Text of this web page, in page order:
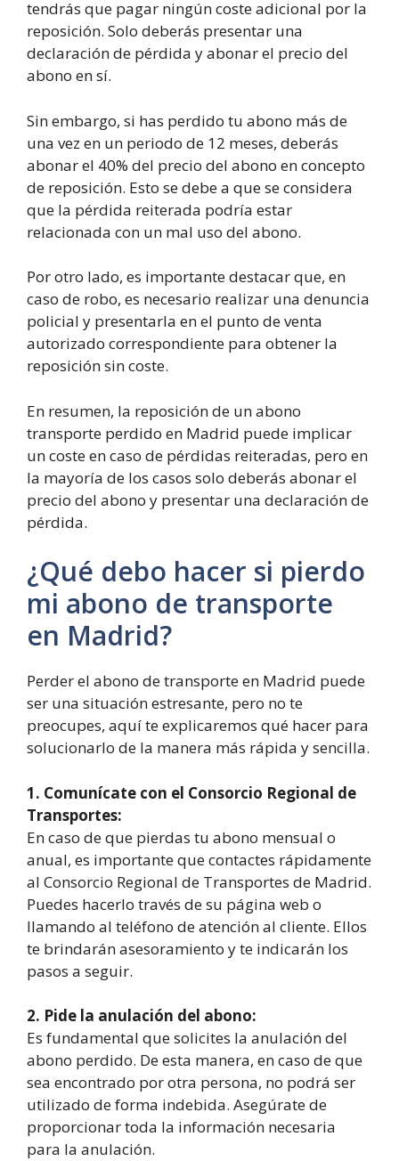
tendrás que pagar ningún coste adicional por la
reposición. Solo deberás presentar una
declaración de pérdida y abonar el precio del
abono en sí.
Sin embargo, si has perdido tu abono más de
una vez en un periodo de 12 meses, deberás
abonar el 40% del precio del abono en concepto
de reposición. Esto se debe a que se considera
que la pérdida reiterada podría estar
relacionada con un mal uso del abono.
Por otro lado, es importante destacar que, en
caso de robo, es necesario realizar una denuncia
policial y presentarla en el punto de venta
autorizado correspondiente para obtener la
reposición sin coste.
En resumen, la reposición de un abono
transporte perdido en Madrid puede implicar
un coste en caso de pérdidas reiteradas, pero en
la mayoría de los casos solo deberás abonar el
precio del abono y presentar una declaración de
pérdida.
¿Qué debo hacer si pierdo
mi abono de transporte
en Madrid?
Perder el abono de transporte en Madrid puede
ser una situación estresante, pero no te
preocupes, aquí te explicaremos qué hacer para
solucionarlo de la manera más rápida y sencilla.
1. Comunícate con el Consorcio Regional de
Transportes:
En caso de que pierdas tu abono mensual o
anual, es importante que contactes rápidamente
al Consorcio Regional de Transportes de Madrid.
Puedes hacerlo través de su página web o
llamando al teléfono de atención al cliente. Ellos
te brindarán asesoramiento y te indicarán los
pasos a seguir.
2. Pide la anulación del abono:
Es fundamental que solicites la anulación del
abono perdido. De esta manera, en caso de que
sea encontrado por otra persona, no podrá ser
utilizado de forma indebida. Asegúrate de
proporcionar toda la información necesaria
para la anulación.